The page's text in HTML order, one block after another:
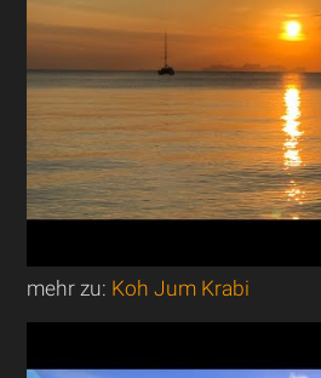
mehr zu: Koh Jum Krabi